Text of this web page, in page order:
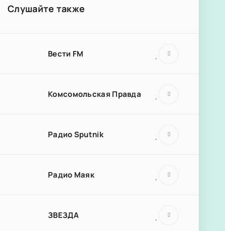
Слушайте также
Вести FM
Комсомольская Правда
Радио Sputnik
Радио Маяк
ЗВЕЗДА